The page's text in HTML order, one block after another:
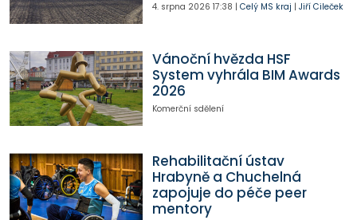
4. srpna 2026 17:38 | Celý MS kraj | Jiří Cileček
Vánoční hvězda HSF
System vyhrála BIM Awards
2026
Komerční sdělení
Rehabilitační ústav
Hrabyně a Chuchelná
zapojuje do péče peer
mentory